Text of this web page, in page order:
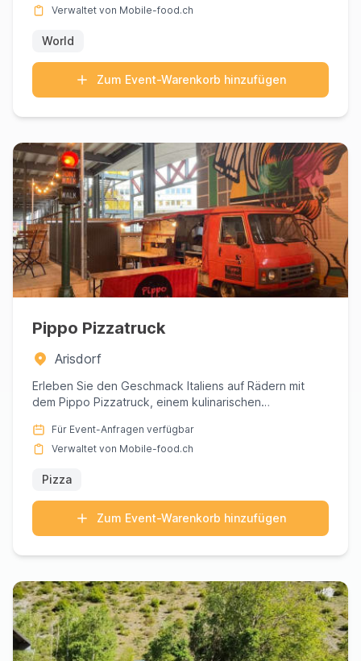
Verwaltet von Mobile-food.ch
World
Zum Event-Warenkorb hinzufügen
Pippo Pizzatruck
Arisdorf
Erleben Sie den Geschmack Italiens auf Rädern mit
dem Pippo Pizzatruck, einem kulinarischen
Für Event-Anfragen verfügbar
Verwaltet von Mobile-food.ch
Pizza
Zum Event-Warenkorb hinzufügen